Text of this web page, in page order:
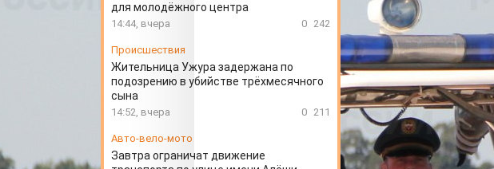
для молодёжного центра
14:44, вчера 0 242
Происшествия
Жительница Ужура задержана по
подозрению в убийстве трёхмесячного
сына
14:52, вчера 0 211
Авто-вело-мото
Завтра ограничат движение